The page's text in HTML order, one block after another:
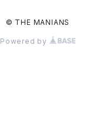
© THE MANIANS
Powered by